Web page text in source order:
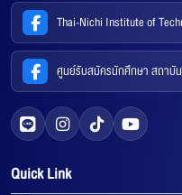
Thai-Nichi Institute of
ศูนย์รับสมัครนักศึกษา สถาบัน
Quick Link